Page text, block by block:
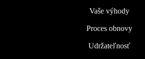
Vaše výhody
Proces obnovy
Udržateľnosť